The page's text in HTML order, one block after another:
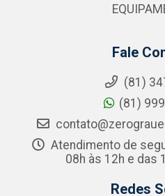
Fale
(81)
(81)
Atendimento de
08h às 12h e das
Redes